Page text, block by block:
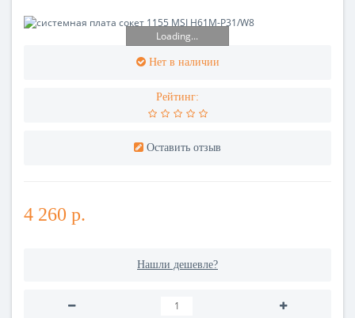
Loading...
Нет в наличии
Рейтинг:
Оставить отзыв
4 260 р.
Нашли дешевле?